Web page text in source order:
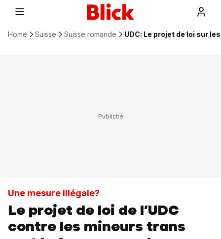
Home Suisse Suisse romande UDC: Le projet de loi sur
Une mesure illégale?
Le projet de loi de l’UDC
contre les mineurs trans